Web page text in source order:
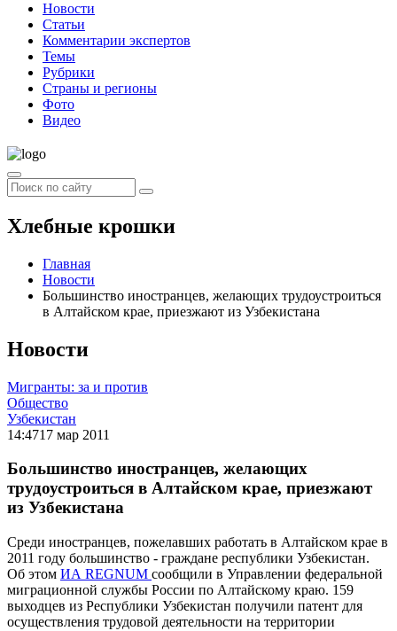
Новости
Статьи
Комментарии экспертов
Темы
Рубрики
Страны и регионы
Фото
Видео
Хлебные крошки
Главная
Новости
Большинство иностранцев, желающих трудоустроиться
в Алтайском крае, приезжают из Узбекистана
Новости
Мигранты: за и против
Общество
Узбекистан
14:4717 мар 2011
Большинство иностранцев, желающих
трудоустроиться в Алтайском крае, приезжают
из Узбекистана
Среди иностранцев, пожелавших работать в Алтайском крае в
2011 году большинство - граждане республики Узбекистан.
Об этом ИА REGNUM сообщили в Управлении федеральной
миграционной службы России по Алтайскому краю. 159
выходцев из Республики Узбекистан получили патент для
осуществления трудовой деятельности на территории